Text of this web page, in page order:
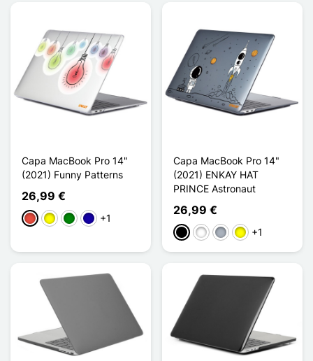
Capa MacBook Pro 14"
(2021) Funny Patterns
26,99 €
Vermelho
Amarelo
VerdeAzul Escuro
+1
Capa MacBook Pro 14"
(2021) ENKAY HAT
PRINCE Astronaut
26,99 €
PretoBrancoCinzento
Amarelo
+1